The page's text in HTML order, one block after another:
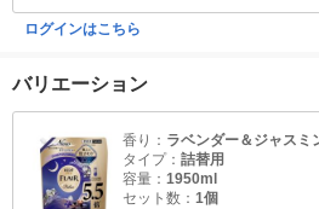
ログインはこちら
バリエーション
香り： ラベンダー＆ジャスミ
タイプ： 詰替用
容量： 1950ml
セット数： 1個